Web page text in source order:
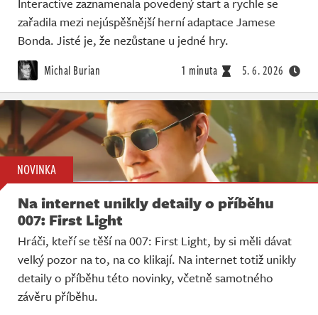
zařadila mezi nejúspěšnější herní adaptace Jamese
Bonda. Jisté je, že nezůstane u jedné hry.
Michal Burian 1 minuta 5. 6. 2026
NOVINKA
Na internet unikly detaily o příběhu
007: First Light
Hráči, kteří se těší na 007: First Light, by si měli dávat
velký pozor na to, na co klikají. Na internet totiž unikly
detaily o příběhu této novinky, včetně samotného
závěru příběhu.